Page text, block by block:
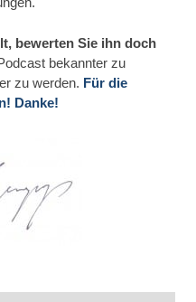
bewerten Sie ihn doch
bekannter zu
zu werden. Für die
Danke!